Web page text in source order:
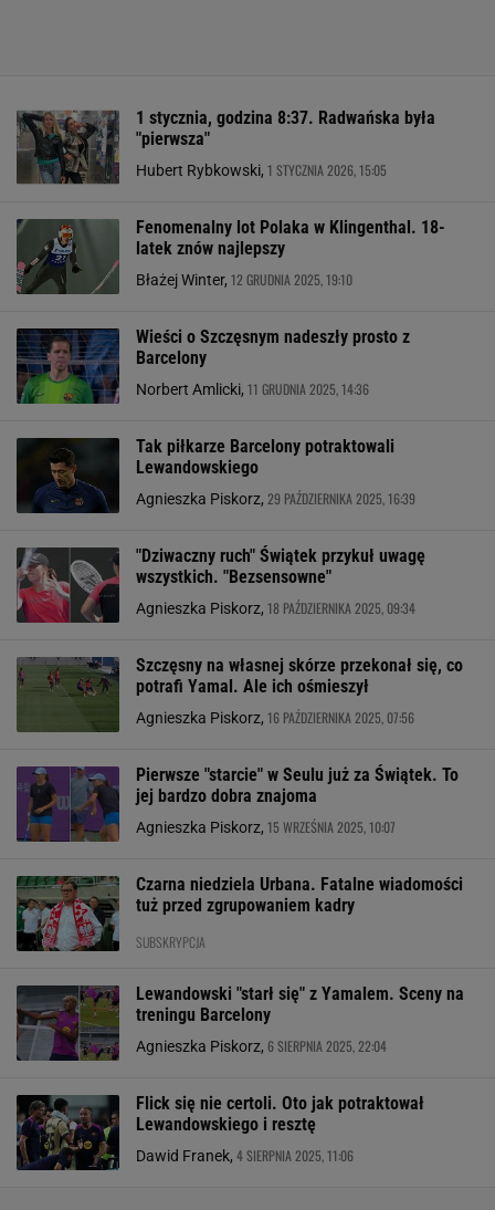
1 stycznia, godzina 8:37. Radwańska była
"pierwsza"
Hubert Rybkowski, 1 STYCZNIA 2026, 15:05
Fenomenalny lot Polaka w Klingenthal. 18-
latek znów najlepszy
Błażej Winter, 12 GRUDNIA 2025, 19:10
Wieści o Szczęsnym nadeszły prosto z
Barcelony
Norbert Amlicki, 11 GRUDNIA 2025, 14:36
Tak piłkarze Barcelony potraktowali
Lewandowskiego
Agnieszka Piskorz, 29 PAŹDZIERNIKA 2025, 16:39
"Dziwaczny ruch" Świątek przykuł uwagę
wszystkich. "Bezsensowne"
Agnieszka Piskorz, 18 PAŹDZIERNIKA 2025, 09:34
Szczęsny na własnej skórze przekonał się, co
potrafi Yamal. Ale ich ośmieszył
Agnieszka Piskorz, 16 PAŹDZIERNIKA 2025, 07:56
Pierwsze "starcie" w Seulu już za Świątek. To
jej bardzo dobra znajoma
Agnieszka Piskorz, 15 WRZEŚNIA 2025, 10:07
Czarna niedziela Urbana. Fatalne wiadomości
tuż przed zgrupowaniem kadry
SUBSKRYPCJA
Lewandowski "starł się" z Yamalem. Sceny na
treningu Barcelony
Agnieszka Piskorz, 6 SIERPNIA 2025, 22:04
Flick się nie certoli. Oto jak potraktował
Lewandowskiego i resztę
Dawid Franek, 4 SIERPNIA 2025, 11:06